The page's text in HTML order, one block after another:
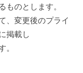
ものとします。
、変更後のプライ
掲載し
。